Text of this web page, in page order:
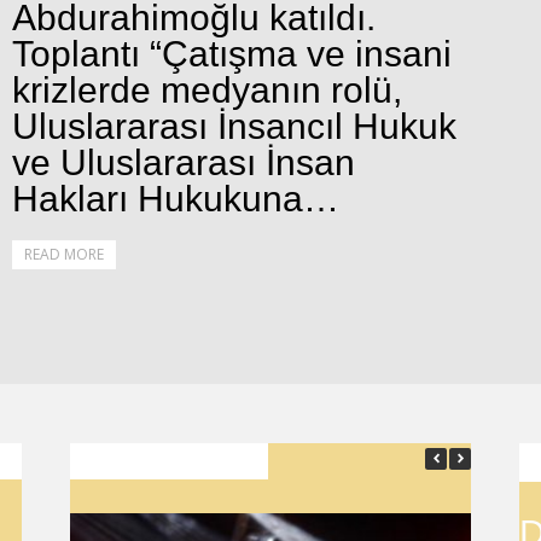
Abdurahimoğlu katıldı.
Toplantı “Çatışma ve insani
krizlerde medyanın rolü,
Uluslararası İnsancıl Hukuk
ve Uluslararası İnsan
Hakları Hukukuna…
READ MORE